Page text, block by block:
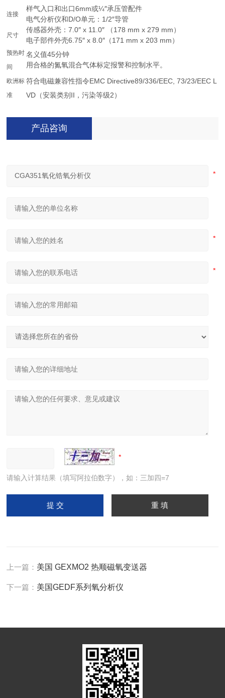
连接
样气入口和出口6mm或¼″承压管配件
电气分析仪和D/O单元：1/2″导管
尺寸
传感器外壳：7.0″ x 11.0″ （178 mm x 279 mm）
电子部件外壳6.75″ x 8.0″（171 mm x 203 mm）
预热时
间
名义值45分钟
用合格的氮氧混合气体标定报警和控制水平。
欧洲标
准
符合电磁兼容性指令EMC Directive89/336/EEC, 73/23/EEC L
VD（安装类别II，污染等级2）
产品咨询
请输入计算结果（填写阿拉伯数字），如：三加四=7
上一篇： 美国 GEXMO2 热顺磁氧变送器
下一篇： 美国GEDF系列氧分析仪